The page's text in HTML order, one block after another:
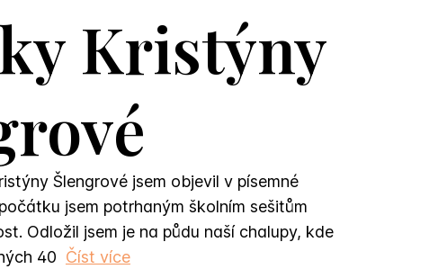
Kristýny
Šlengrové jsem objevil v písemné
jsem potrhaným školním sešitům
Odložil jsem je na půdu naší chalupy, kde
40 Číst více